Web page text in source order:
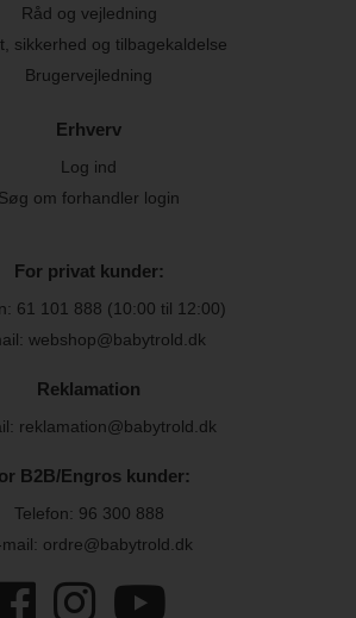
Råd og vejledning
sikkerhed og tilbagekaldelse
Brugervejledning
Erhverv
Log ind
Søg om forhandler login
For privat kunder:
61 101 888 (10:00 til 12:00)
webshop@babytrold.dk
Reklamation
reklamation@babytrold.dk
B2B/Engros kunder:
Telefon: 96 300 888
mail: ordre@babytrold.dk